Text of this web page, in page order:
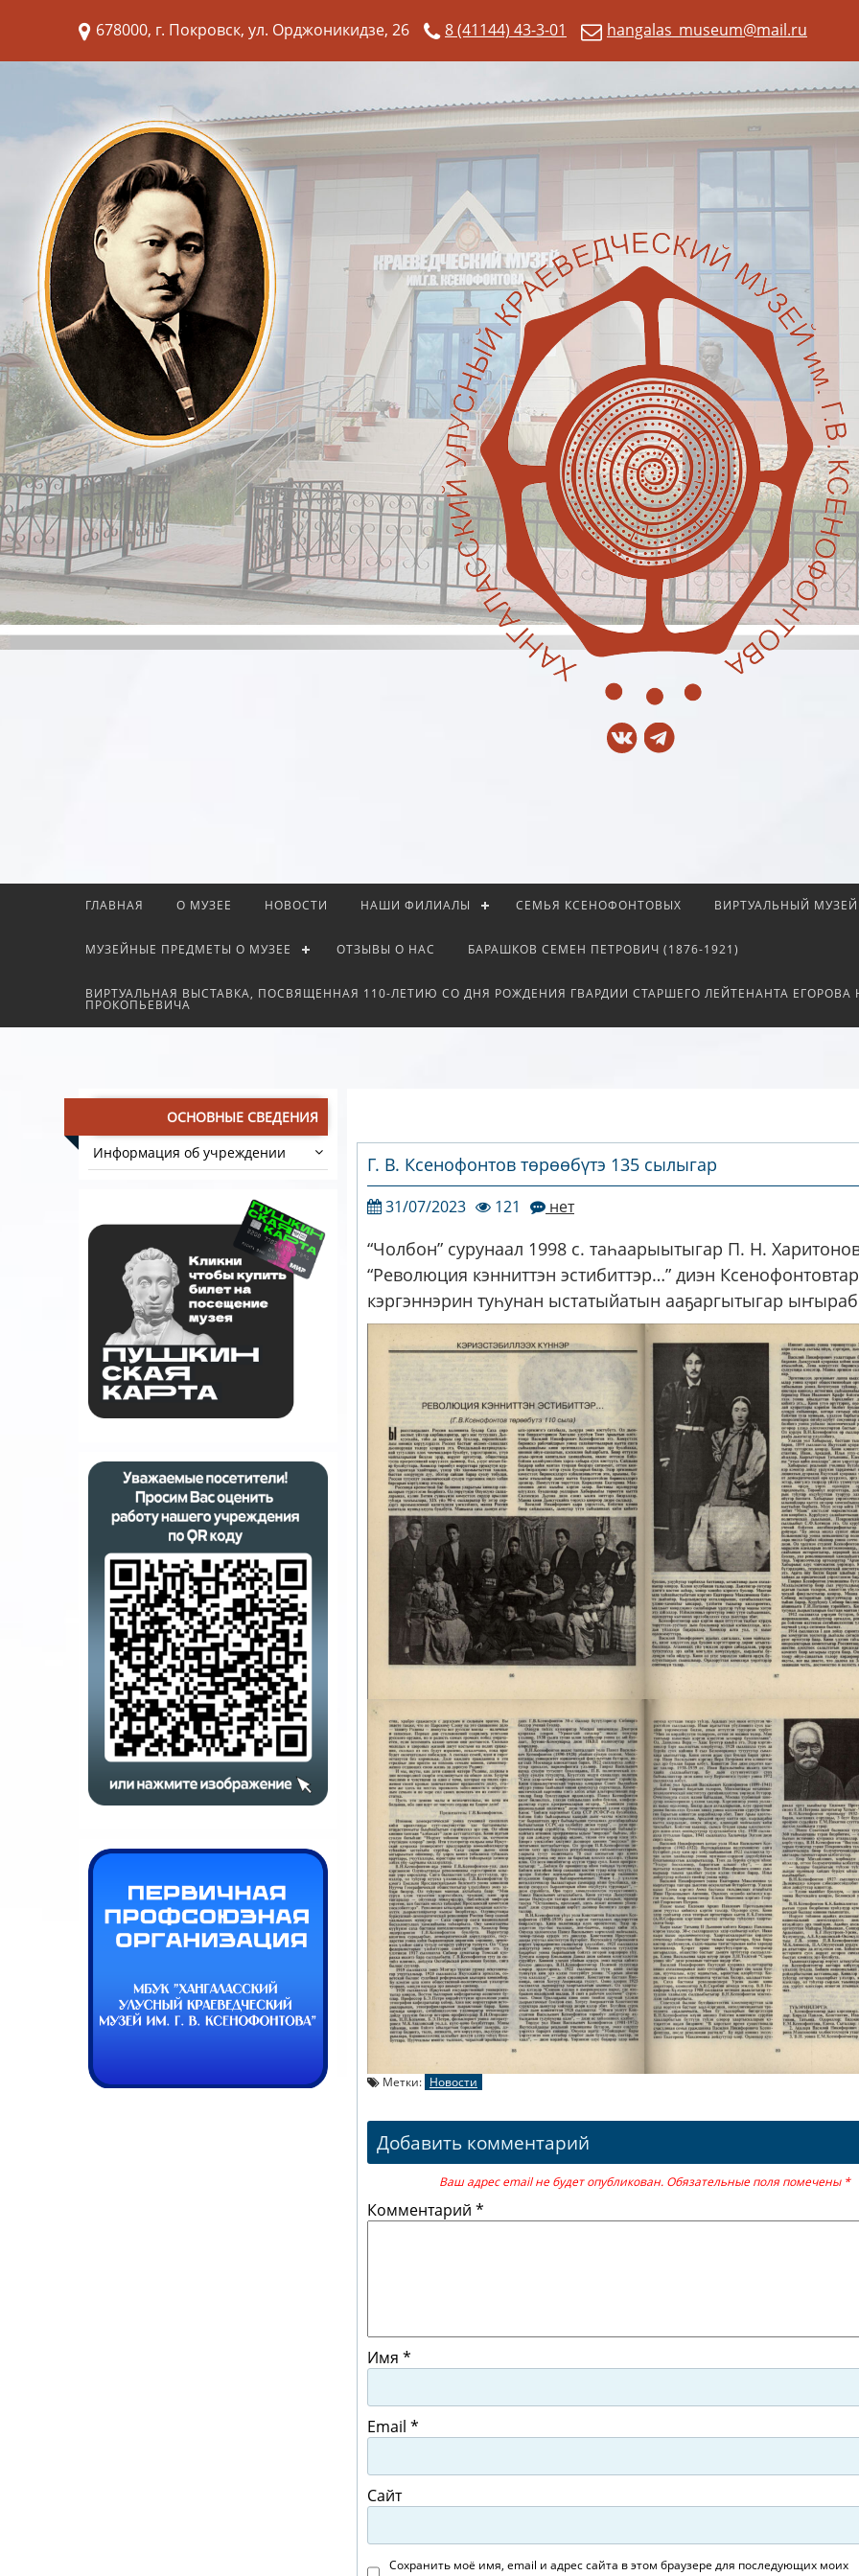
678000, г. Покровск, ул. Орджоникидзе, 26 8 (41144) 43-3-01 hangalas_museum@mail.ru
ГЛАВНАЯ О МУЗЕЕ НОВОСТИ НАШИ ФИЛИАЛЫ СЕМЬЯ КСЕНОФОНТОВЫХ ВИРТУАЛЬНЫЙ МУЗЕЙ
МУЗЕЙНЫЕ ПРЕДМЕТЫ О МУЗЕЕ ОТЗЫВЫ О НАС БАРАШКОВ СЕМЕН ПЕТРОВИЧ (1876-1921)
ВИРТУАЛЬНАЯ ВЫСТАВКА, ПОСВЯЩЕННАЯ 110-ЛЕТИЮ СО ДНЯ РОЖДЕНИЯ ГВАРДИИ СТАРШЕГО ЛЕЙТЕНАНТА ЕГОРОВА
ПРОКОПЬЕВИЧА
ОСНОВНЫЕ СВЕДЕНИЯ
Информация об учреждении
Г. В. Ксенофонтов төрөөбүтэ 135 сылыгар
31/07/2023 121 нет
“Чолбон” сурунаал 1998 с. таһаарыытыгар П. Н.
“Революция кэнниттэн эстибиттэр…” диэн
кэргэннэрин туһунан ыстатыйатын ааҕаргытыгар
Метки: Новости
Добавить комментарий
Ваш адрес email не будет опубликован. Обязательные поля помечены *
Комментарий *
Имя *
Email *
Сайт
Сохранить моё имя, email и адрес сайта в этом браузере для последующих моих